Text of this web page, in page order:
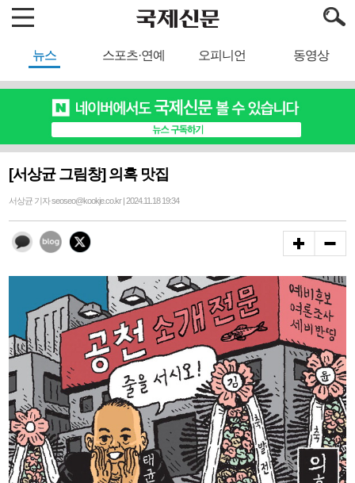
뉴스 스포츠·연예 오피니언 동영상
[서상균 그림창] 의혹 맛집
서상균 기자 seoseo@kookje.co.kr | 2024.11.18 19:34